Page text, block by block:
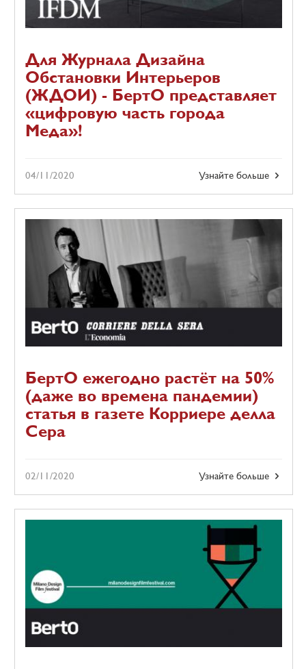
Для Журнала Дизайна
Обстановки Интерьеров
(ЖДОИ) - БертО представляет
«цифровую часть города
Меда»!
Узнайте больше
04/11/2020
БертО ежегодно растёт на 50%
(даже во времена пандемии)
статья в газете Корриере делла
Сера
Узнайте больше
02/11/2020